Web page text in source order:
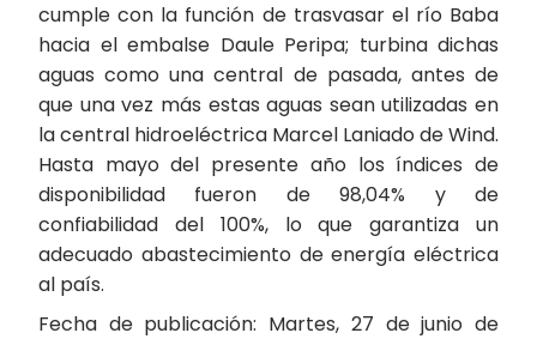
cumple con la función de trasvasar el río Baba
hacia el embalse Daule Peripa; turbina dichas
aguas como una central de pasada, antes de
que una vez más estas aguas sean utilizadas en
la central hidroeléctrica Marcel Laniado de Wind.
Hasta mayo del presente año los índices de
disponibilidad fueron de 98,04% y de
confiabilidad del 100%, lo que garantiza un
adecuado abastecimiento de energía eléctrica
al país.
Fecha de publicación: Martes, 27 de junio de